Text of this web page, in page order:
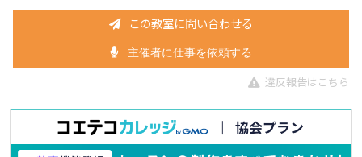
この教室に問い合わせる
主催者に仕事を依頼する
違反報告はこちら